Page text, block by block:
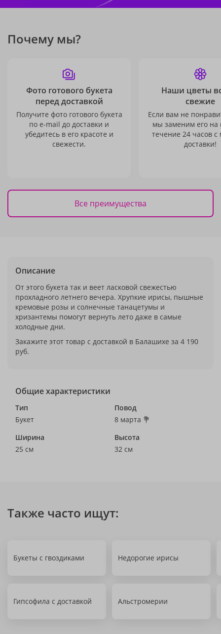
Почему мы?
Фото готового букета
перед доставкой
Получите фото готового букета
по e-mail до доставки и
убедитесь в его красоте и
свежести.
Наши цветы
свежие
Если вам не
мы заменим его на
течение 24 часов с
доставки!
Все преимущества
Описание
От этого букета так и веет ласковой свежестью
прохладного летнего вечера. Хрупкие ирисы, пышные
кремовые розы и солнечные танацетумы и
хризантемы помогут вернуть лето даже в самые
холодные дни.
Закажите этот товар с доставкой в Балашихе за 4 190
руб.
Общие характеристики
Тип
Букет
Повод
8 марта 💐
Ширина
25 см
Высота
32 см
Также часто ищут:
Букеты с гвоздиками Недорогие ирисы
Гипсофила с доставкой Альстромерии